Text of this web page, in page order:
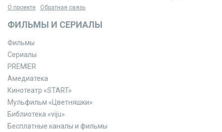
О проекте
Обратная связь
ФИЛЬМЫ И СЕРИАЛЫ
Фильмы
Сериалы
PREMIER
Амедиатека
Кинотеатр «START»
Мульфильм «Цветняшки»
Библиотека «viju»
Бесплатные каналы и фильмы